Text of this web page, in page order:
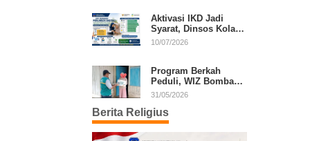
Aktivasi IKD Jadi
Syarat, Dinsos Kolaka
Sosialisasikan
10/07/2026
Program Berkah
Peduli, WIZ Bombana
Bantu Lansia dan
31/05/2026
Berita Religius